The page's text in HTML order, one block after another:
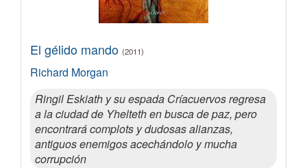
El gélido mando (2011)
Richard Morgan
Ringil Eskiath y su espada Críacuervos regresa
a la ciudad de Yhelteth en busca de paz, pero
encontrará complots y dudosas alianzas,
antiguos enemigos acechándolo y mucha
corrupción